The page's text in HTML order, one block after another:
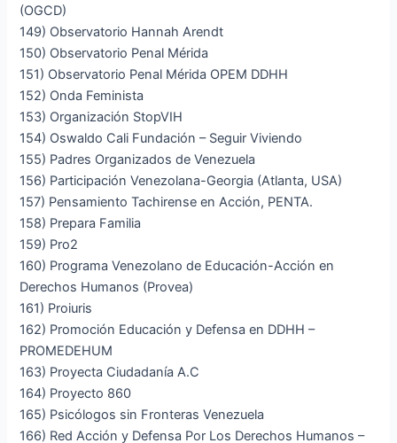
(OGCD)
149) Observatorio Hannah Arendt
150) Observatorio Penal Mérida
151) Observatorio Penal Mérida OPEM DDHH
152) Onda Feminista
153) Organización StopVIH
154) Oswaldo Cali Fundación – Seguir Viviendo
155) Padres Organizados de Venezuela
156) Participación Venezolana-Georgia (Atlanta, USA)
157) Pensamiento Tachirense en Acción, PENTA.
158) Prepara Familia
159) Pro2
160) Programa Venezolano de Educación-Acción en
Derechos Humanos (Provea)
161) Proiuris
162) Promoción Educación y Defensa en DDHH –
PROMEDEHUM
163) Proyecta Ciudadanía A.C
164) Proyecto 860
165) Psicólogos sin Fronteras Venezuela
166) Red Acción y Defensa Por Los Derechos Humanos –